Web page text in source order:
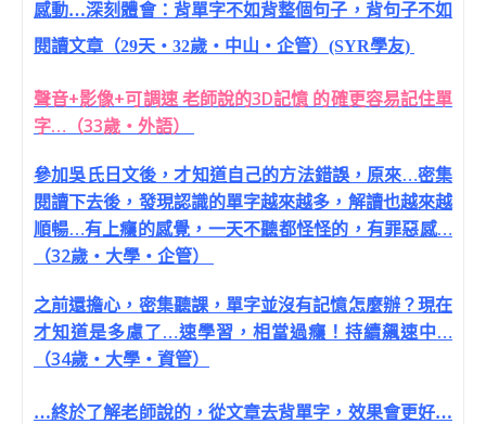
感動…深刻體會：背單字不如背整個句子，背句子不如
閱讀文章（29天‧32歲‧中山‧企管）(SYR學友)
聲音+影像+可調速 老師說的3D記憶 的確更容易記住單
字…（33歲‧外語）
參加吳氏日文後，才知道自己的方法錯誤，原來…密集
閱讀下去後，發現認識的單字越來越多，解讀也越來越
順暢…有上癮的感覺，一天不聽都怪怪的，有罪惡感…
（32歲‧大學‧企管）
之前還擔心，密集聽課，單字並沒有記憶怎麼辦？現在
才知道是多慮了…速學習，相當過癮！持續飆速中…
（34歲‧大學‧資管）
…終於了解老師說的，從文章去背單字，效果會更好…